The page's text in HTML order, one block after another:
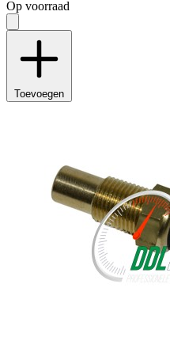
Op voorraad
Toevoegen